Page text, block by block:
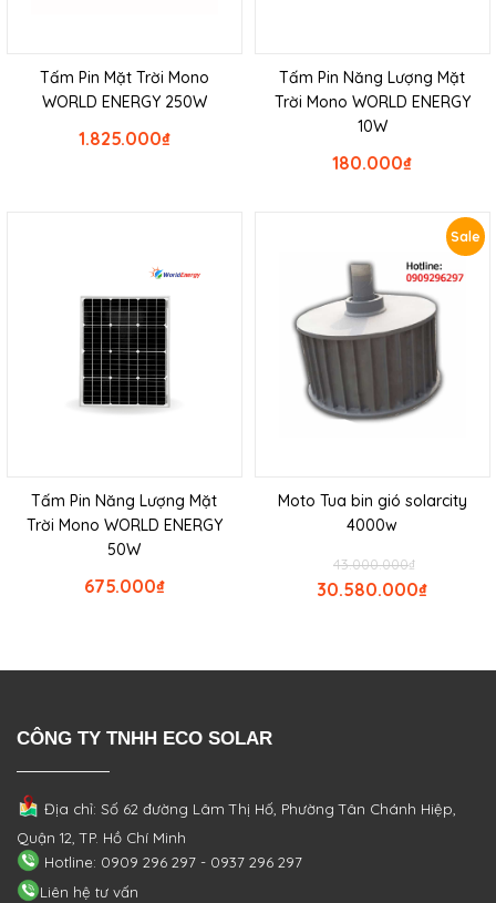
Tấm Pin Mặt Trời Mono
WORLD ENERGY 250W
₫
1.825.000
Tấm Pin Năng Lượng Mặt
Trời Mono WORLD ENERGY
10W
₫
180.000
Tấm Pin Năng Lượng Mặt
Trời Mono WORLD ENERGY
50W
₫
675.000
Sale
Moto Tua bin gió solarcity
4000w
₫
43.000.000
₫
30.580.000
CÔNG TY TNHH ECO SOLAR
Địa chỉ: Số 62 đường Lâm Thị Hố, PhườngTân Chánh Hiệp,
Quận 12, TP. Hồ Chí Minh
Hotline: 0909 296 297 - 0937 296 297
Liên hệ tư vấn